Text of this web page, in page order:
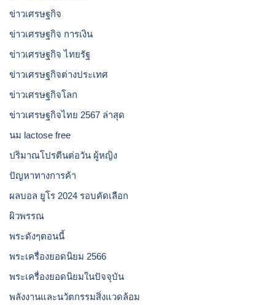
ข่าวเศรษฐกิจ
ข่าวเศรษฐกิจ การเงิน
ข่าวเศรษฐกิจ ไทยรัฐ
ข่าวเศรษฐกิจต่างประเทศ
ข่าวเศรษฐกิจโลก
ข่าวเศรษฐกิจไทย 2567 ล่าสุด
นม lactose free
ปริมาณโปรตีนต่อวัน ผู้หญิง
ปัญหาทางการค้า
ผลบอล ยูโร 2024 รอบคัดเลือก
ผิวพรรณ
พระดังๆตอนนี้
พระเครื่องยอดนิยม 2566
พระเครื่องยอดนิยมในปัจจุบัน
พลังงานและนวัตกรรมสิ่งแวดล้อม